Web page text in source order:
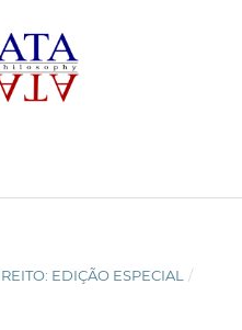
EDIÇÃO ESPECIAL
/